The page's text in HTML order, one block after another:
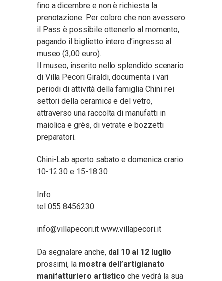
fino a dicembre e non è richiesta la
prenotazione. Per coloro che non avessero
il Pass è possibile ottenerlo al momento,
pagando il biglietto intero d’ingresso al
museo (3,00 euro).
Il museo, inserito nello splendido scenario
di Villa Pecori Giraldi, documenta i vari
periodi di attività della famiglia Chini nei
settori della ceramica e del vetro,
attraverso una raccolta di manufatti in
maiolica e grès, di vetrate e bozzetti
preparatori.
Chini-Lab aperto sabato e domenica orario
10-12.30 e 15-18.30
Info
tel 055 8456230
info@villapecori.it www.villapecori.it
Da segnalare anche, dal 10 al 12 luglio
prossimi, la mostra dell’artigianato
manifatturiero artistico che vedrà la sua